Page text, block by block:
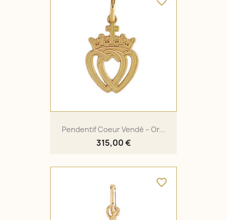
Pendentif Coeur Vendé – Or...
315,00 €
favorite_border